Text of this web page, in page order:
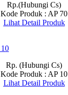
Rp.(Hubungi Cs)
Kode Produk : AP 70
Lihat Detail Produk
Rp. (Hubungi Cs)
Kode Produk : AP 10
Lihat Detail Produk